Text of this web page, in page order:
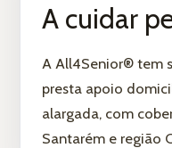
A cuidar
A All4Senior® tem
presta apoio
alargada, com
Santarém e região